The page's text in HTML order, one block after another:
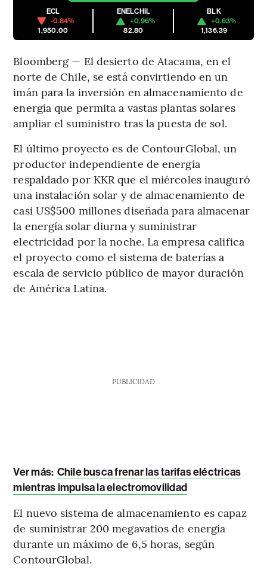
ECL
-0.84%
1,950.00
ENELCHIL
+0.96%
82.80
BLK
+0.63%
1,136.39
Bloomberg — El desierto de Atacama, en el
norte de Chile, se está convirtiendo en un
imán para la inversión en almacenamiento de
energía que permita a vastas plantas solares
ampliar el suministro tras la puesta de sol.
El último proyecto es de ContourGlobal, un
productor independiente de energía
respaldado por KKR que el miércoles inauguró
una instalación solar y de almacenamiento de
casi US$500 millones diseñada para almacenar
la energía solar diurna y suministrar
electricidad por la noche. La empresa califica
el proyecto como el sistema de baterías a
escala de servicio público de mayor duración
de América Latina.
PUBLICIDAD
Ver más: Chile busca frenar las tarifas eléctricas
mientras impulsa la electromovilidad
El nuevo sistema de almacenamiento es capaz
de suministrar 200 megavatios de energía
durante un máximo de 6,5 horas, según
ContourGlobal.